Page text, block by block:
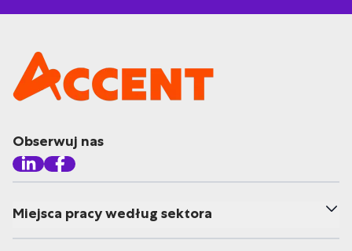
Obserwuj nas
Miejsca pracy według sektora